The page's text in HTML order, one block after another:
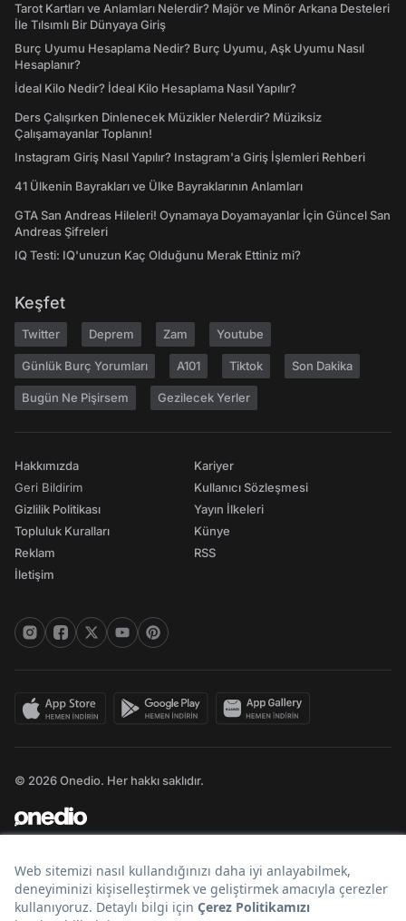
Tarot Kartları ve Anlamları Nelerdir? Majör ve Minör Arkana Desteleri
İle Tılsımlı Bir Dünyaya Giriş
Burç Uyumu Hesaplama Nedir? Burç Uyumu, Aşk Uyumu Nasıl
Hesaplanır?
İdeal Kilo Nedir? İdeal Kilo Hesaplama Nasıl Yapılır?
Ders Çalışırken Dinlenecek Müzikler Nelerdir? Müziksiz
Çalışamayanlar Toplanın!
Instagram Giriş Nasıl Yapılır? Instagram'a Giriş İşlemleri Rehberi
41 Ülkenin Bayrakları ve Ülke Bayraklarının Anlamları
GTA San Andreas Hileleri! Oynamaya Doyamayanlar İçin Güncel San
Andreas Şifreleri
IQ Testi: IQ'unuzun Kaç Olduğunu Merak Ettiniz mi?
Keşfet
Twitter Deprem Zam Youtube
Günlük Burç Yorumları A101 Tiktok Son Dakika
Bugün Ne Pişirsem Gezilecek Yerler
Hakkımızda
Geri Bildirim
Gizlilik Politikası
Topluluk Kuralları
Reklam
İletişim
Kariyer
Kullanıcı Sözleşmesi
Yayın İlkeleri
Künye
RSS
© 2026 Onedio. Her hakkı saklıdır.
Bir markasıdır.